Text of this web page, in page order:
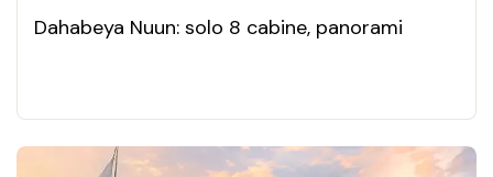
Dahabeya Nuun: solo 8 cabine, panorami